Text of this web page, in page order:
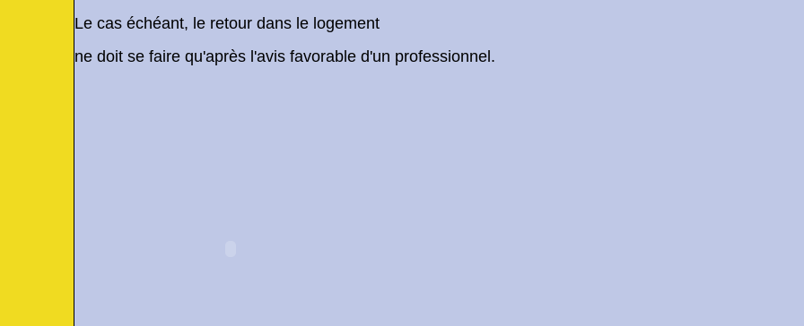
Le cas échéant, le retour dans le logement
ne doit se faire qu'après l'avis favorable d'un professionnel.